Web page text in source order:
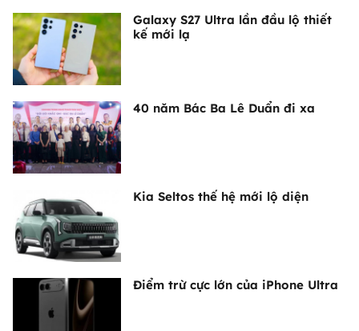
Galaxy S27 Ultra lần đầu lộ thiết
kế mới lạ
40 năm Bác Ba Lê Duẩn đi xa
Kia Seltos thế hệ mới lộ diện
Điểm trừ cực lớn của iPhone Ultra